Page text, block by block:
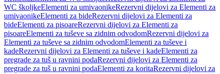
WC školjkeElementi za umivaonikeRezervni dijelovi za Elementi za
umivaonikeElementi za bideRezervni dijelovi za Elementi za
bideElementi za pisoareRezervni dijelovi za Elementi za
pisoareElementi za tuševe sa zidnim odvodomRezervni dijelovi za
Elementi za tuševe sa zidnim odvodomElementi za tuševe i
kadeRezervni dijelovi za Elementi za tuševe i kadeElementi za
pregrade za tuš u ravnini podaRezervni dijelovi za Elementi za
pregrade za tuš u ravnini podaElementi za koritaRezervni dijelovi za